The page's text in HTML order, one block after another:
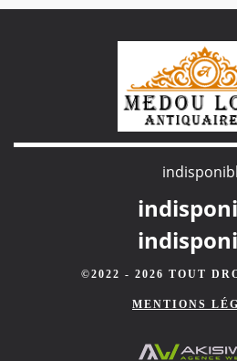
©2022 - 2026 TOUT
MENTIONS